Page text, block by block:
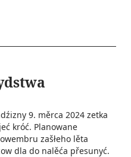
9. měrca 2024 zetka
króć. Planowane
zašłeho lěta
dla do nalěća přesunyć.